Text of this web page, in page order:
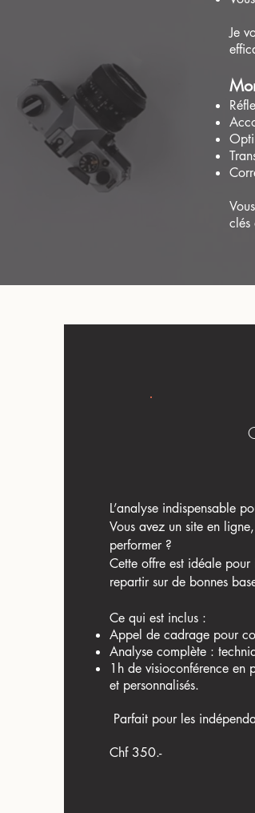
​Je
clés
L’analyse indispensable
Vous avez un site en
performer ?
Cette offre est idéale
repartir sur de bonnes
Ce qui est inclus :
Appel de cadrage pour
Analyse complète :
1h de visioconférence en
et personnalisés.
Parfait pour les
Chf 350.-